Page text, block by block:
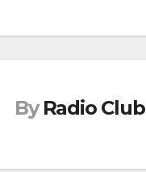
By Radio Club